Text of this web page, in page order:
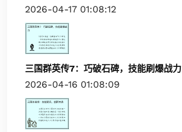
2026-04-17 01:08:12
三国群英传7：巧破石碑，技能刷爆战力
2026-04-16 01:08:09